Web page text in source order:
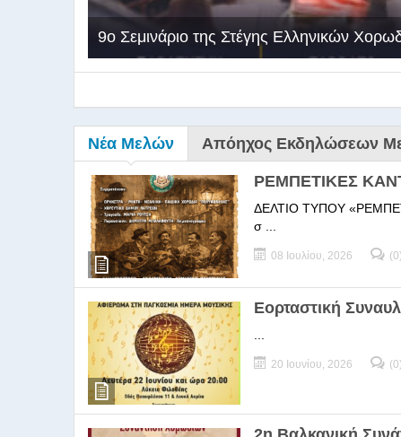
9ο
9Ο Σεμινάριο
9ο Σεμινάριο της Στέγης Ελληνικών
Νέα Μελών Απόηχος Εκδηλώσεων
ΡΕΜΠΕΤΙΚΕΣ
ΔΕΛΤΙΟ ΤΥΠΟΥ
σ ...
08 Ιουλίου, 2026
Εορταστική
20 Ιουνίου, 2026